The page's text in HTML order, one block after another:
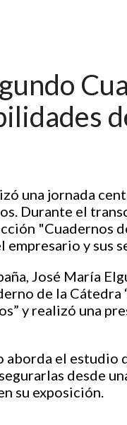
una jornada
Durante el
"Cuadernos
y sus
José María
de la Cátedra
y realizó una
aborda el estudio
desde
su exposición.